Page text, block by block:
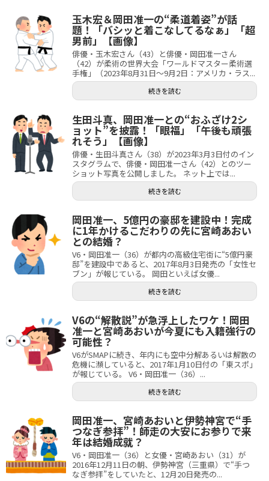
玉木宏＆岡田准一の“柔道着姿”が話
題！「バシッと着こなしてるなぁ」「超
男前」【画像】
俳優・玉木宏さん（43）と俳優・岡田准一さん
（42）が柔術の世界大会「ワールドマスター柔術選
手権」（2023年8月31日～9月2日：アメリカ・ラス...
続きを読む
生田斗真、岡田准一との“おふざけ2シ
ョット”を披露！「眼福」「午後も頑張
れそう」【画像】
俳優・生田斗真さん（38）が2023年3月3日付のイン
スタグラムで、俳優・岡田准一さん（42）とのツー
ショット写真を公開しました。 ネット上では...
続きを読む
岡田准一、5億円の豪邸を建設中！完成
に1年かけるこだわりの先に宮崎あおい
との結婚？
V6・岡田准一（36）が都内の高級住宅街に“5億円豪
邸”を建設中であると、2017年8月3日発売の「女性セ
ブン」が報じている。 岡田といえば女優...
続きを読む
V6の“解散説”が急浮上したワケ！岡田
准一と宮崎あおいが今夏にも入籍強行の
可能性？
V6がSMAPに続き、年内にも空中分解あるいは解散の
危機に瀕していると、2017年1月10日付の「東スポ」
が報じている。 V6・岡田准一（36）...
続きを読む
岡田准一、宮崎あおいと伊勢神宮で“手
つなぎ参拝”！師走の大安にお参りで来
年は結婚成就？
V6・岡田准一（36）と女優・宮崎あおい（31）が
2016年12月11日の朝、伊勢神宮（三重県）で“手つ
なぎ参拝”をしていたと、12月20日発売の...